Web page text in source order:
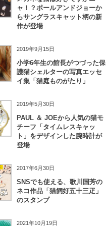
ャ！？ポールアンドジョーか
らサングラスキャット柄の新
作が登場
2019年9月15日
小学6年生の館長がつづった保
護猫シェルターの写真エッセ
イ集「猫庭ものがたり」
2019年5月30日
PAUL ＆ JOEから人気の猫モ
チーフ「タイムレスキャッ
ト」をデザインした腕時計が
登場
2017年6月30日
SNSでも使える、歌川国芳の
ネコ作品「猫飼好五十三疋」
のスタンプ
2021年10月19日